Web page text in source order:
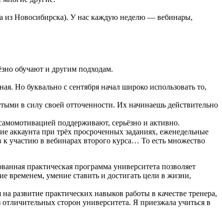
из Новосибирска). У нас каждую неделю — вебинары,
обучают и другим подходам.
Но буквально с сентября начал широко использовать то,
в силу своей отточенности. Их начинаешь действительно
поддерживают, серьёзно и активно.
аккаунта при трёх просроченных заданиях, еженедельные
к участию в вебинарах второго курса… То есть множество
практическая программа университета позволяет
временем, умение ставить и достигать цели в жизни,
развитие практических навыков работы в качестве тренера,
сторон университета. Я приезжала учиться в